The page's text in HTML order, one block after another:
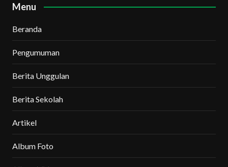
Menu
Beranda
Pengumuman
Berita Unggulan
Berita Sekolah
Artikel
Album Foto